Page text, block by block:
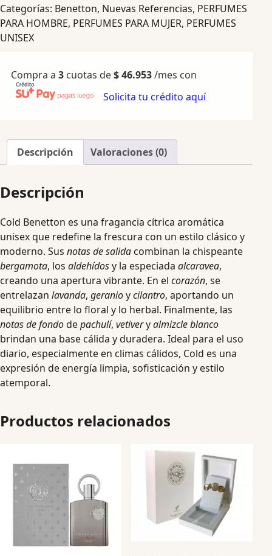
Categorías: Benetton, Nuevas Referencias, PERFUMES
PARA HOMBRE, PERFUMES PARA MUJER, PERFUMES
UNISEX
Compra a 3 cuotas de$46.953/mes con
Solicita tu crédito aquí
Descripción Valoraciones (0)
Descripción
Cold Benetton es una fragancia cítrica aromática
unisex que redefine la frescura con un estilo clásico y
moderno. Sus notas de salida combinan la chispeante
bergamota, los aldehídosy la especiada alcaravea,
creando una apertura vibrante. En el corazón, se
entrelazan lavanda, geranioycilantro, aportando un
equilibrio entre lo floral y lo herbal. Finalmente, las
notas de fondodepachulí, vetiveryalmizcle blanco
brindan una base cálida y duradera. Ideal para el uso
diario, especialmente en climas cálidos, Cold es una
expresión de energía limpia, sofisticación y estilo
atemporal.
Productos relacionados